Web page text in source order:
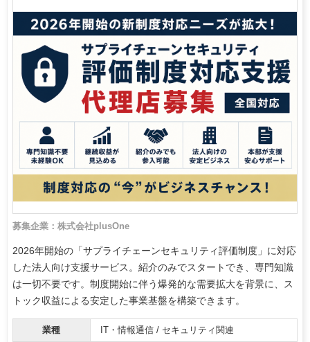
募集企業：株式会社plusOne
2026年開始の「サプライチェーンセキュリティ評価制度」に対応
した法人向け支援サービス。紹介のみでスタートでき、専門知識
は一切不要です。制度開始に伴う爆発的な需要拡大を背景に、ス
トック収益による安定した事業基盤を構築できます。
業種 IT・情報通信 / セキュリティ関連